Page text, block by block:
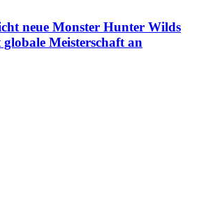
neue Monster Hunter Wilds
Meisterschaft an